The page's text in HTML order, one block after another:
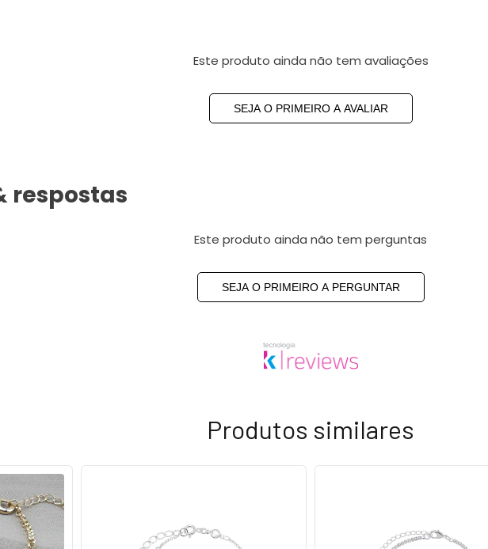
Este produto ainda não tem avaliações
SEJA O PRIMEIRO A AVALIAR
respostas
Este produto ainda não tem perguntas
SEJA O PRIMEIRO A PERGUNTAR
Produtos similares